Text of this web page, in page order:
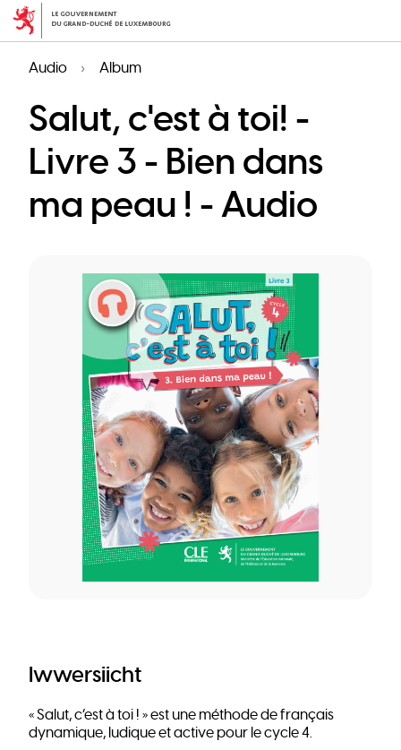
Skip
content
Audio Album
Salut, c'est à toi! -
Livre 3 - Bien dans
ma peau ! - Audio
Iwwersiicht
« Salut, c’est à toi ! » est une méthode de français
dynamique, ludique et active pour le cycle 4.